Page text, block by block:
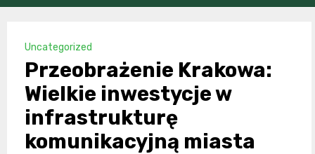
Uncategorized
Przeobrażenie Krakowa:
Wielkie inwestycje w
infrastrukturę
komunikacyjną miasta